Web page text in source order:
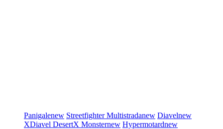
Panigalenew StreetfighterMultistradanew Diavelnew
XDiavel DesertX Monsternew Hypermotardnew